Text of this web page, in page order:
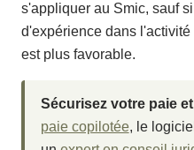
s'appliquer au Smic, sauf
d'expérience dans
est plus favorable.
Sécurisez votre paie
paie copilotée, le logiciel